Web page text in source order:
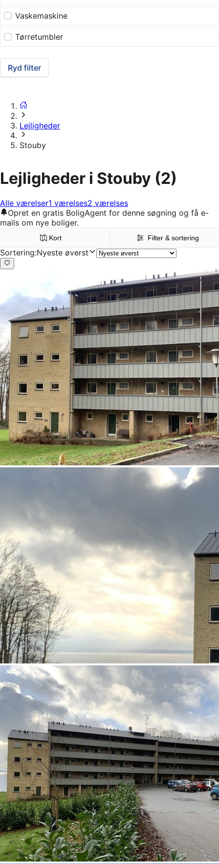
Vaskemaskine
Tørretumbler
Ryd filter
Lejligheder
Stouby
Lejligheder i Stouby (2)
Alle værelser1 værelses2 værelses
Opret en gratis BoligAgent for denne søgning og få e-
mails om nye boliger.
Kort Filter & sortering
Sortering:Nyeste øverst